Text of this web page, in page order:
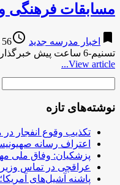
مسابقات فرهنگی
bookmark اخبار مدرسه جدید access_time
56 years ago
تسنیم-6 ساعت پیش خبرگذاری اصفحان خبر اسلامی
View article...
نوشته‌های تازه
تکذیب وقوع انفجار
اعتراف رسانه
پزشکیان: وفاق ملی
عراقچی در تماس
پاشنه آشیل‌های